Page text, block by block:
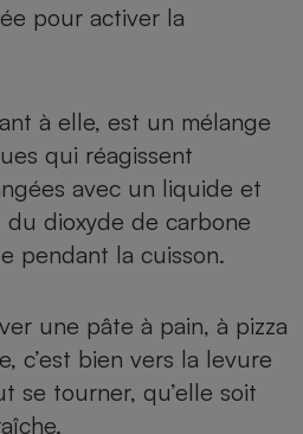
pour activer la
à elle, est un mélange
qui réagissent
avec un liquide et
dioxyde de carbone
pendant la cuisson.
une pâte à pain, à pizza
c’est bien vers la levure
se tourner, qu’elle soit